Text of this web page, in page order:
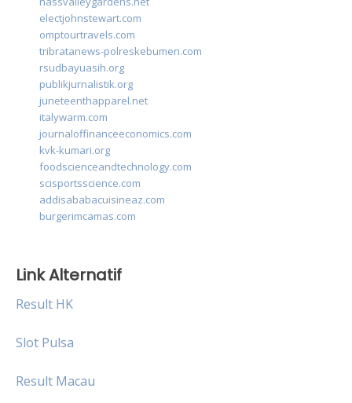
electjohnstewart.com
omptourtravels.com
tribratanews-polreskebumen.com
rsudbayuasih.org
publikjurnalistik.org
juneteenthapparel.net
italywarm.com
journaloffinanceeconomics.com
kvk-kumari.org
foodscienceandtechnology.com
scisportsscience.com
addisababacuisineaz.com
burgerimcamas.com
Link Alternatif
Result HK
Slot Pulsa
Result Macau